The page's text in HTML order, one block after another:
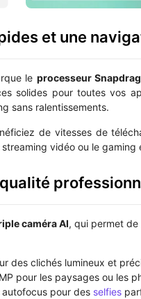
et une
le processeur
solides pour toutes vos
sans ralentissements.
de vitesses de
vidéo ou le gaming
caméra AI, qui permet
des clichés lumineux et
pour les paysages ou les
pour des selfies